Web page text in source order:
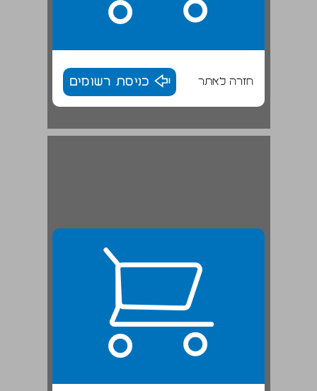
חזרה לאתר כניסת רשומים